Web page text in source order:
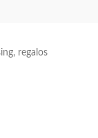
regalos